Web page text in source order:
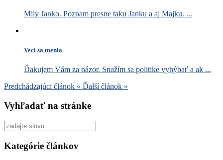
Mily Janko. Poznam presne taku Janku a aj Majku. ...
Veci sa menia
Ďakujem Vám za názor. Snažím sa politike vyhýbať a ak ...
Predchádzajúci článok « Ďalší článok »
Vyhľadať na stránke
Vyhľadať
pre:
Kategórie článkov